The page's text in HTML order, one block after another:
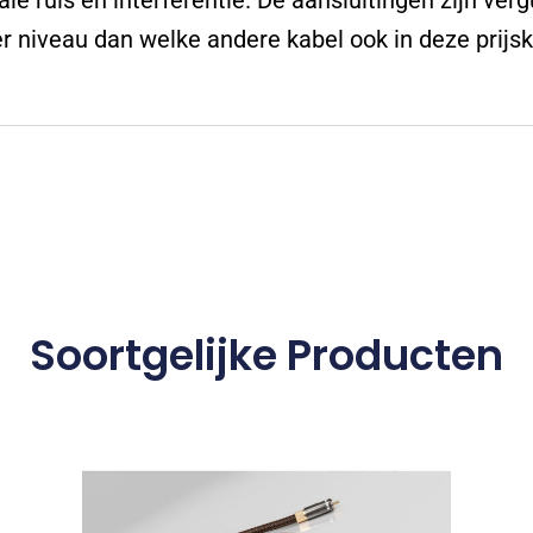
niveau dan welke andere kabel ook in deze
Soortgelijke Producten
meerdere